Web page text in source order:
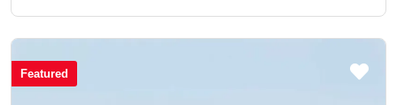
Featured